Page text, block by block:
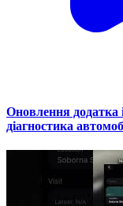
Оновлення
діагностика